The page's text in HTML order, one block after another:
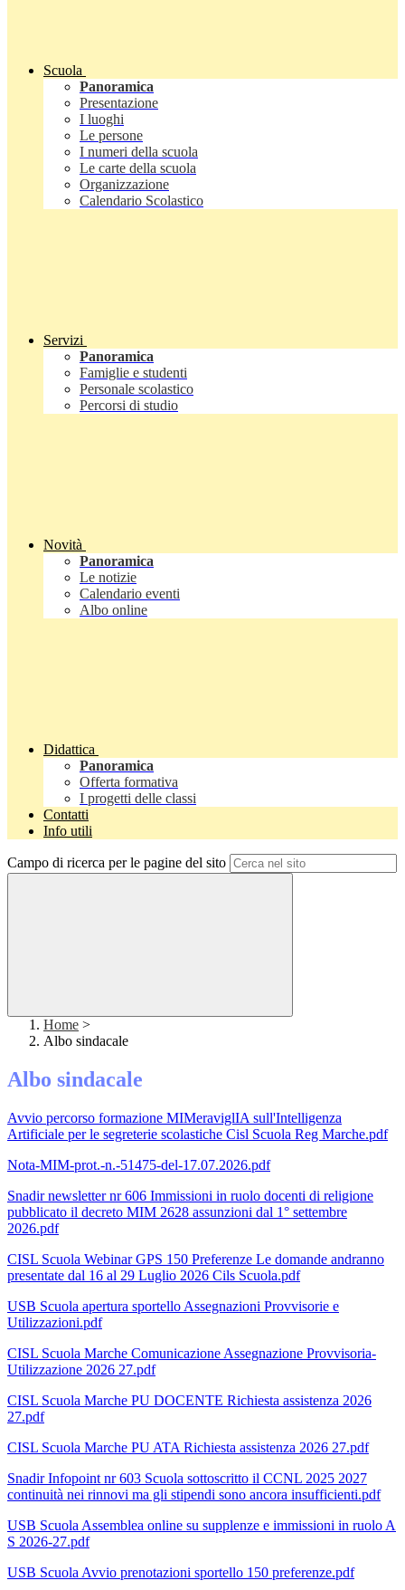
Scuola
Panoramica
Presentazione
I luoghi
Le persone
I numeri della scuola
Le carte della scuola
Organizzazione
Calendario Scolastico
Servizi
Panoramica
Famiglie e studenti
Personale scolastico
Percorsi di studio
Novità
Panoramica
Le notizie
Calendario eventi
Albo online
Didattica
Panoramica
Offerta formativa
I progetti delle classi
Contatti
Info utili
Campo di ricerca per le pagine del sito
Home >
Albo sindacale
Albo sindacale
Avvio percorso formazione MIMeraviglIA sull'Intelligenza
Artificiale per le segreterie scolastiche Cisl Scuola Reg Marche.pdf
Nota-MIM-prot.-n.-51475-del-17.07.2026.pdf
Snadir newsletter nr 606 Immissioni in ruolo docenti di religione
pubblicato il decreto MIM 2628 assunzioni dal 1° settembre
2026.pdf
CISL Scuola Webinar GPS 150 Preferenze Le domande andranno
presentate dal 16 al 29 Luglio 2026 Cils Scuola.pdf
USB Scuola apertura sportello Assegnazioni Provvisorie e
Utilizzazioni.pdf
CISL Scuola Marche Comunicazione Assegnazione Provvisoria-
Utilizzazione 2026 27.pdf
CISL Scuola Marche PU DOCENTE Richiesta assistenza 2026
27.pdf
CISL Scuola Marche PU ATA Richiesta assistenza 2026 27.pdf
Snadir Infopoint nr 603 Scuola sottoscritto il CCNL 2025 2027
continuità nei rinnovi ma gli stipendi sono ancora insufficienti.pdf
USB Scuola Assemblea online su supplenze e immissioni in ruolo A
S 2026-27.pdf
USB Scuola Avvio prenotazioni sportello 150 preferenze.pdf